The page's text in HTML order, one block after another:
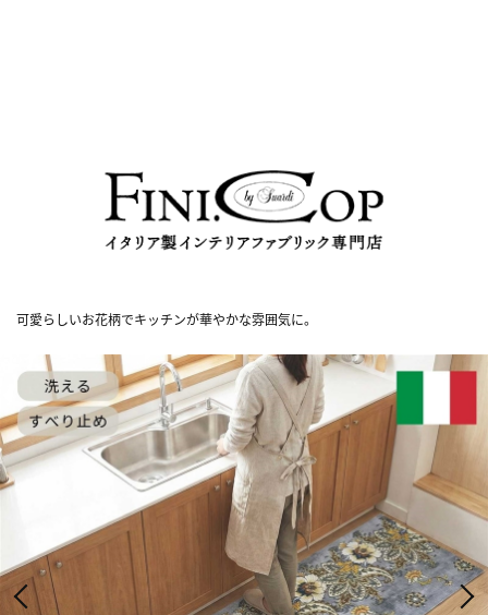
可愛らしいお花柄でキッチンが華やかな雰囲気に。